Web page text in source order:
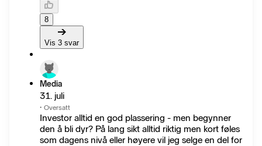
8
Vis 3 svar
Media
31. juli
· Oversatt
Investor alltid en god plassering - men begynner
den å bli dyr? På lang sikt alltid riktig men kort føles
som dagens nivå eller høyere vil jeg selge en del for